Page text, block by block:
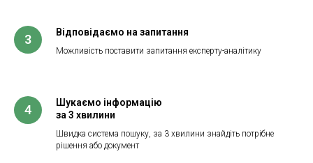
3 Відповідаємо на запитання
Можливість поставити запитання експерту-аналітику
4
Шукаємо інформацію
за 3 хвилини
Швидка система пошуку, за 3 хвилини знайдіть потрібне
рішення або документ